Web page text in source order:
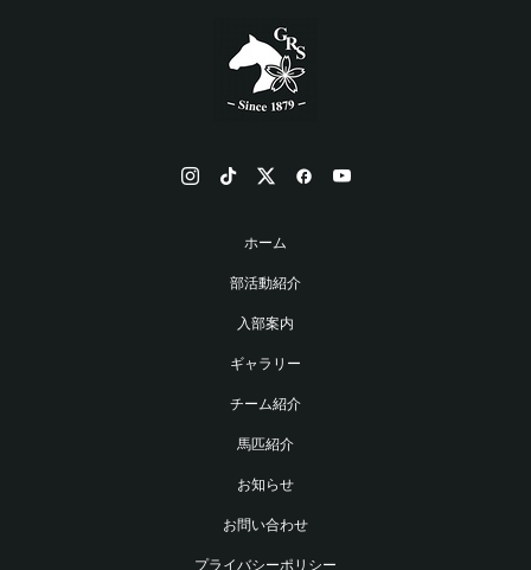
ホーム
部活動紹介
入部案内
ギャラリー
チーム紹介
馬匹紹介
お知らせ
お問い合わせ
プライバシーポリシー